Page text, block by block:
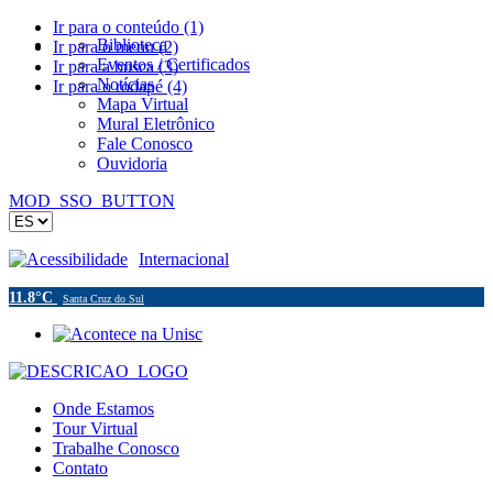
Ir para o conteúdo (1)
Ir para o menu (2)
Ir para a busca (3)
Ir para o rodapé (4)
Biblioteca
Eventos / Certificados
Notícias
Mapa Virtual
Mural Eletrônico
Fale Conosco
Ouvidoria
MOD_SSO_BUTTON
Acessibilidade Internacional
11.8°C Santa Cruz do Sul
Onde Estamos
Tour Virtual
Trabalhe Conosco
Contato